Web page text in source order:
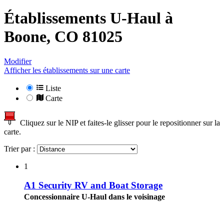
Établissements U-Haul à
Boone, CO 81025
Modifier
Afficher les établissements sur une carte
Liste
Carte
Cliquez sur le NIP et faites-le glisser pour le repositionner sur la
carte.
Trier par :
1
A1 Security RV and Boat Storage
Concessionnaire U-Haul dans le voisinage